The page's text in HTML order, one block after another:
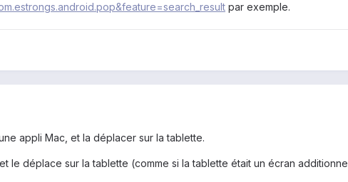
par exemple.
appli Mac, et la déplacer sur la tablette.
le déplace sur la tablette (comme si la tablette était un écran